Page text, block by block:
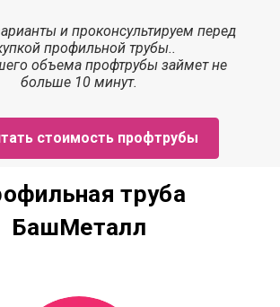
и проконсультируем перед
профильной трубы..
объема профтрубы займетне
больше 10 минут.
стоимость профтрубы
труба
БашМеталл